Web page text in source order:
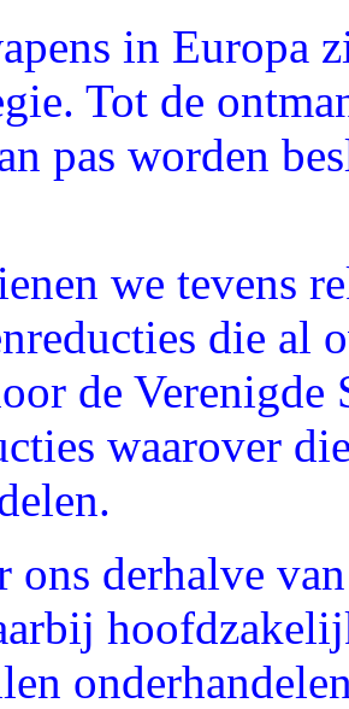
in Europa
Tot de
pas worden
we tevens
die al
de Verenigde
waarover
ons derhalve